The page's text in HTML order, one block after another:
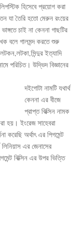
হিসেবে প্রয়োগ করা
যা তৈরি হতো মেরুন রংয়ের
চাই না কেননা গাছটির
বলে গালমন্দ করতে শুরু
ইত্যাদি
পরিচিত। উদ্ভিদ বিজ্ঞানের
দইগোটা নামটি যথার্থ
কেননা এর বীজে
প্রাপ্ত বিক্সিন নামক
হয়। ইংরেজ সাহেবরা
করেছি অর্থাৎ এর পিগমেন্ট
লিনিয়াস এর জেনাসের
বিক্সিন এর উপর ভিত্তি